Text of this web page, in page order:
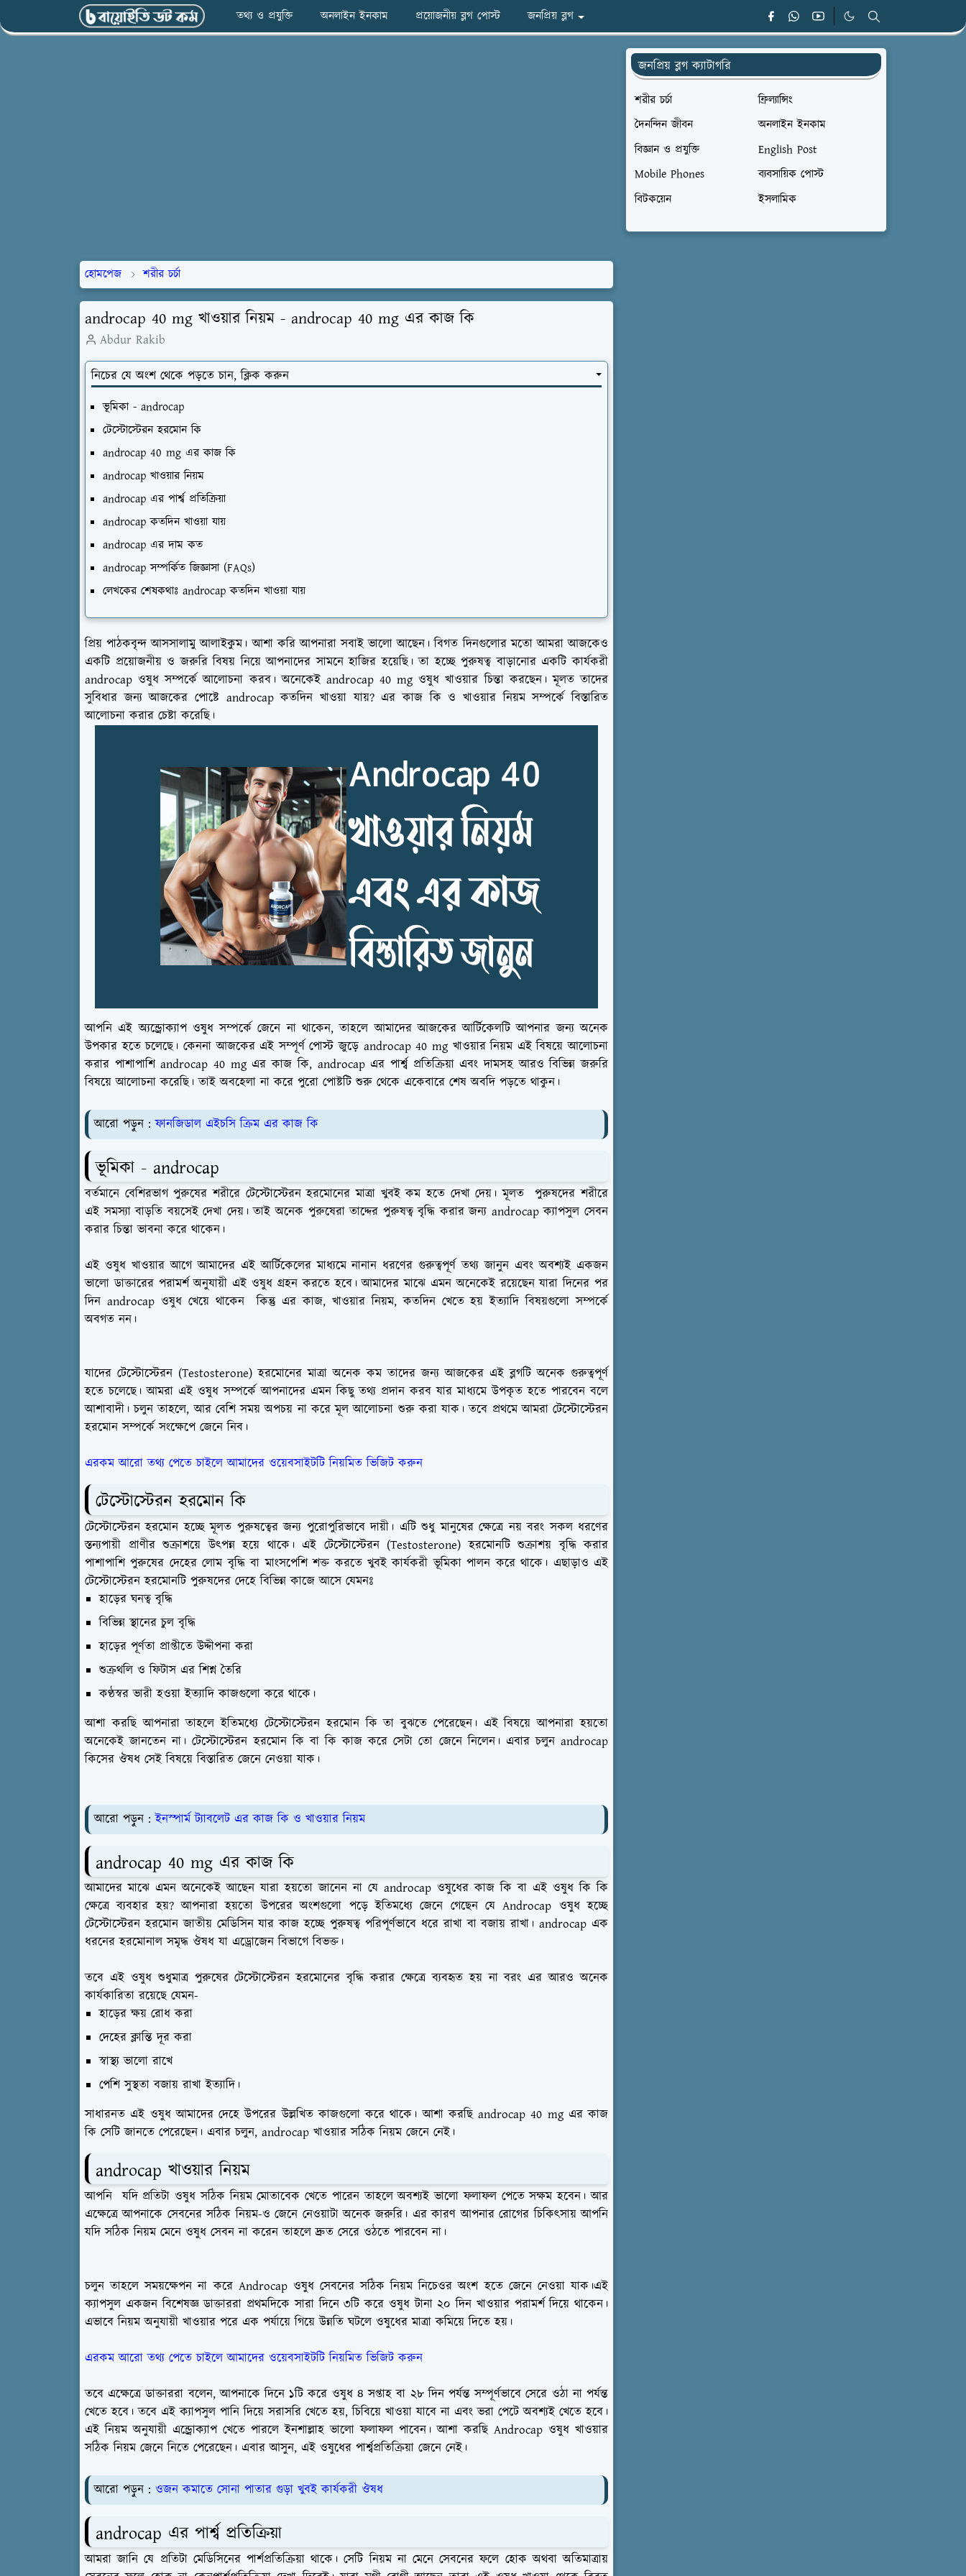
তথ্য ও প্রযুক্তি অনলাইন ইনকাম প্রয়োজনীয় ব্লগ পোস্ট জনপ্রিয় ব্লগ
হোমপেজ শরীর চর্চা
androcap 40 mg খাওয়ার নিয়ম - androcap 40 mg এর কাজ কি
Abdur Rakib
নিচের যে অংশ থেকে পড়তে চান, ক্লিক করুন
ভূমিকা - androcap
টেস্টোস্টেরন হরমোন কি
androcap 40 mg এর কাজ কি
androcap খাওয়ার নিয়ম
androcap এর পার্শ্ব প্রতিক্রিয়া
androcap কতদিন খাওয়া যায়
androcap এর দাম কত
androcap সম্পর্কিত জিজ্ঞাসা (FAQs)
লেখকের শেষকথাঃ androcap কতদিন খাওয়া যায়
প্রিয় পাঠকবৃন্দ আসসালামু আলাইকুম। আশা করি আপনারা সবাই ভালো আছেন। বিগত দিনগুলোর মতো আমরা আজকেও
একটি প্রয়োজনীয় ও জরুরি বিষয় নিয়ে আপনাদের সামনে হাজির হয়েছি। তা হচ্ছে পুরুষত্ব বাড়ানোর একটি কার্যকরী
androcap ওষুধ সম্পর্কে আলোচনা করব। অনেকেই androcap 40 mg ওষুধ খাওয়ার চিন্তা করছেন। মূলত তাদের
সুবিধার জন্য আজকের পোষ্টে androcap কতদিন খাওয়া যায়? এর কাজ কি ও খাওয়ার নিয়ম সম্পর্কে বিস্তারিত
আলোচনা করার চেষ্টা করেছি।
আপনি এই অ্যন্ড্রোক্যাপ ওষুধ সম্পর্কে জেনে না থাকেন, তাহলে আমাদের আজকের আর্টিকেলটি আপনার জন্য অনেক
উপকার হতে চলেছে। কেননা আজকের এই সম্পূর্ণ পোস্ট জুড়ে androcap 40 mg খাওয়ার নিয়ম এই বিষয়ে আলোচনা
করার পাশাপাশি androcap 40 mg এর কাজ কি, androcap এর পার্শ্ব প্রতিক্রিয়া এবং দামসহ আরও বিভিন্ন জরুরি
বিষয়ে আলোচনা করেছি। তাই অবহেলা না করে পুরো পোষ্টটি শুরু থেকে একেবারে শেষ অবদি পড়তে থাকুন।
আরো পড়ুন : ফানজিডাল এইচসি ক্রিম এর কাজ কি
ভূমিকা - androcap
বর্তমানে বেশিরভাগ পুরুষের শরীরে টেস্টোস্টেরন হরমোনের মাত্রা খুবই কম হতে দেখা দেয়। মূলত পুরুষদের শরীরে
এই সমস্যা বাড়তি বয়সেই দেখা দেয়। তাই অনেক পুরুষেরা তাদ্দের পুরুষত্ব বৃদ্ধি করার জন্য androcap ক্যাপসুল সেবন
করার চিন্তা ভাবনা করে থাকেন।
এই ওষুধ খাওয়ার আগে আমাদের এই আর্টিকেলের মাধ্যমে নানান ধরণের গুরুত্বপূর্ণ তথ্য জানুন এবং অবশ্যই একজন
ভালো ডাক্তারের পরামর্শ অনুযায়ী এই ওষুধ গ্রহন করতে হবে। আমাদের মাঝে এমন অনেকেই রয়েছেন যারা দিনের পর
দিন androcap ওষুধ খেয়ে থাকেন কিন্তু এর কাজ, খাওয়ার নিয়ম, কতদিন খেতে হয় ইত্যাদি বিষয়গুলো সম্পর্কে
অবগত নন।
যাদের টেস্টোস্টেরন (Testosterone) হরমোনের মাত্রা অনেক কম তাদের জন্য আজকের এই ব্লগটি অনেক গুরুত্বপূর্ণ
হতে চলেছে। আমরা এই ওষুধ সম্পর্কে আপনাদের এমন কিছু তথ্য প্রদান করব যার মাধ্যমে উপকৃত হতে পারবেন বলে
আশাবাদী। চলুন তাহলে, আর বেশি সময় অপচয় না করে মূল আলোচনা শুরু করা যাক। তবে প্রথমে আমরা টেস্টোস্টেরন
হরমোন সম্পর্কে সংক্ষেপে জেনে নিব।
এরকম আরো তথ্য পেতে চাইলে আমাদের ওয়েবসাইটটি নিয়মিত ভিজিট করুন
টেস্টোস্টেরন হরমোন কি
টেস্টোস্টেরন হরমোন হচ্ছে মূলত পুরুষত্বের জন্য পুরোপুরিভাবে দায়ী। এটি শুধু মানুষের ক্ষেত্রে নয় বরং সকল ধরণের
স্তন্যপায়ী প্রাণীর শুক্রাশয়ে উৎপন্ন হয়ে থাকে। এই টেস্টোস্টেরন (Testosterone) হরমোনটি শুক্রাশয় বৃদ্ধি করার
পাশাপাশি পুরুষের দেহের লোম বৃদ্ধি বা মাংসপেশি শক্ত করতে খুবই কার্যকরী ভূমিকা পালন করে থাকে। এছাড়াও এই
টেস্টোস্টেরন হরমোনটি পুরুষদের দেহে বিভিন্ন কাজে আসে যেমনঃ
হাড়ের ঘনত্ব বৃদ্ধি
বিভিন্ন স্থানের চুল বৃদ্ধি
হাড়ের পূর্ণতা প্রাপ্তীতে উদ্দীপনা করা
শুক্রথলি ও ফিটাস এর শিশ্ন তৈরি
কণ্ঠস্বর ভারী হওয়া ইত্যাদি কাজগুলো করে থাকে।
আশা করছি আপনারা তাহলে ইতিমধ্যে টেস্টোস্টেরন হরমোন কি তা বুঝতে পেরেছেন। এই বিষয়ে আপনারা হয়তো
অনেকেই জানতেন না। টেস্টোস্টেরন হরমোন কি বা কি কাজ করে সেটা তো জেনে নিলেন। এবার চলুন androcap
কিসের ঔষধ সেই বিষয়ে বিস্তারিত জেনে নেওয়া যাক।
আরো পড়ুন : ইনস্পার্ম ট্যাবলেট এর কাজ কি ও খাওয়ার নিয়ম
androcap 40 mg এর কাজ কি
আমাদের মাঝে এমন অনেকেই আছেন যারা হয়তো জানেন না যে androcap ওষুধের কাজ কি বা এই ওষুধ কি কি
ক্ষেত্রে ব্যবহার হয়? আপনারা হয়তো উপরের অংশগুলো পড়ে ইতিমধ্যে জেনে গেছেন যে Androcap ওষুধ হচ্ছে
টেস্টোস্টেরন হরমোন জাতীয় মেডিসিন যার কাজ হচ্ছে পুরুষত্ব পরিপূর্ণভাবে ধরে রাখা বা বজায় রাখা। androcap এক
ধরনের হরমোনাল সমৃদ্ধ ঔষধ যা এড্রোজেন বিভাগে বিভক্ত।
তবে এই ওষুধ শুধুমাত্র পুরুষের টেস্টোস্টেরন হরমোনের বৃদ্ধি করার ক্ষেত্রে ব্যবহৃত হয় না বরং এর আরও অনেক
কার্যকারিতা রয়েছে যেমন-
হাড়ের ক্ষয় রোধ করা
দেহের ক্লান্তি দূর করা
স্বাস্থ্য ভালো রাখে
পেশি সুস্থতা বজায় রাখা ইত্যাদি।
সাধারনত এই ওষুধ আমাদের দেহে উপরের উল্লখিত কাজগুলো করে থাকে। আশা করছি androcap 40 mg এর কাজ
কি সেটি জানতে পেরেছেন। এবার চলুন, androcap খাওয়ার সঠিক নিয়ম জেনে নেই।
androcap খাওয়ার নিয়ম
আপনি যদি প্রতিটা ওষুধ সঠিক নিয়ম মোতাবেক খেতে পারেন তাহলে অবশ্যই ভালো ফলাফল পেতে সক্ষম হবেন। আর
এক্ষেত্রে আপনাকে সেবনের সঠিক নিয়ম-ও জেনে নেওয়াটা অনেক জরুরি। এর কারণ আপনার রোগের চিকিৎসায় আপনি
যদি সঠিক নিয়ম মেনে ওষুধ সেবন না করেন তাহলে দ্রুত সেরে ওঠতে পারবেন না।
চলুন তাহলে সময়ক্ষেপন না করে Androcap ওষুধ সেবনের সঠিক নিয়ম নিচেওর অংশ হতে জেনে নেওয়া যাক।এই
ক্যাপসুল একজন বিশেষজ্ঞ ডাক্তাররা প্রথমদিকে সারা দিনে ৩টি করে ওষুধ টানা ২০ দিন খাওয়ার পরামর্শ দিয়ে থাকেন।
এভাবে নিয়ম অনুযায়ী খাওয়ার পরে এক পর্যায়ে গিয়ে উন্নতি ঘটলে ওষুধের মাত্রা কমিয়ে দিতে হয়।
এরকম আরো তথ্য পেতে চাইলে আমাদের ওয়েবসাইটটি নিয়মিত ভিজিট করুন
তবে এক্ষেত্রে ডাক্তাররা বলেন, আপনাকে দিনে ১টি করে ওষুধ ৪ সপ্তাহ বা ২৮ দিন পর্যন্ত সম্পূর্ণভাবে সেরে ওঠা না পর্যন্ত
খেতে হবে। তবে এই ক্যাপসুল পানি দিয়ে সরাসরি খেতে হয়, চিবিয়ে খাওয়া যাবে না এবং ভরা পেটে অবশ্যই খেতে হবে।
এই নিয়ম অনুযায়ী এন্ড্রোক্যাপ খেতে পারলে ইনশাল্লাহ ভালো ফলাফল পাবেন। আশা করছি Androcap ওষুধ খাওয়ার
সঠিক নিয়ম জেনে নিতে পেরেছেন। এবার আসুন, এই ওষুধের পার্শ্বপ্রতিক্রিয়া জেনে নেই।
আরো পড়ুন : ওজন কমাতে সোনা পাতার গুড়া খুবই কার্যকরী ঔষধ
androcap এর পার্শ্ব প্রতিক্রিয়া
আমরা জানি যে প্রতিটা মেডিসিনের পার্শপ্রতিক্রিয়া থাকে। সেটি নিয়ম না মেনে সেবনের ফলে হোক অথবা অতিমাত্রায়
জনপ্রিয় ব্লগ ক্যাটাগরি
শরীর চর্চা
ফ্রিল্যান্সিং
দৈনন্দিন জীবন
অনলাইন ইনকাম
বিজ্ঞান ও প্রযুক্তি
English Post
Mobile Phones
ব্যবসায়িক পোস্ট
বিটকয়েন
ইসলামিক